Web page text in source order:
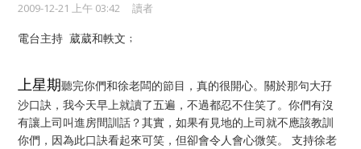
2009-12-21 上午 03:42 讀者
電台主持 葳葳和軼文﹔
上星期聽完你們和徐老闆的節目，真的很開心。關於那句大孖
沙口訣，我今天早上就讀了五遍，不過都忍不住笑了。你們有沒
有讓上司叫進房間訓話？其實，如果有見地的上司就不應該教訓
你們，因為此口訣看起來可笑，但卻會令人會心微笑。 支持徐老